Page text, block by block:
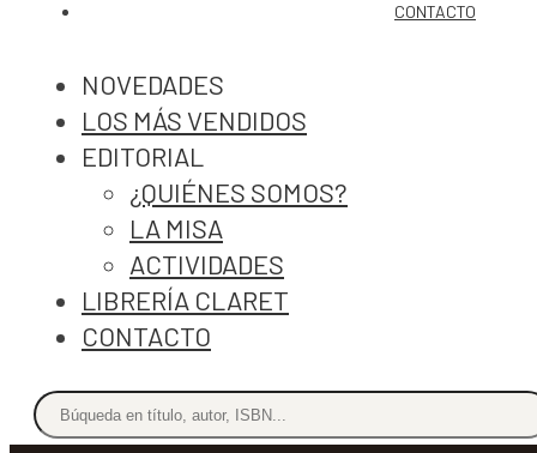
CONTACTO
NOVEDADES
LOS MÁS VENDIDOS
EDITORIAL
¿QUIÉNES SOMOS?
LA MISA
ACTIVIDADES
LIBRERÍA CLARET
CONTACTO